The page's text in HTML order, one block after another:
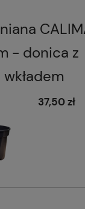
- donica z
37,50 zł